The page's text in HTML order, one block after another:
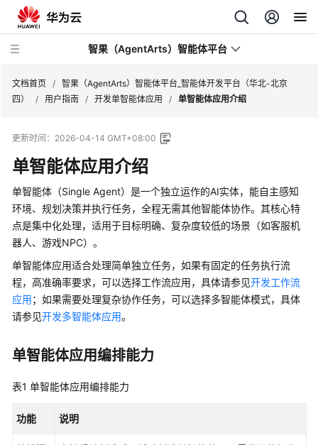
智果（AgentArts）智能体平台
新
动
态
产
品
介
开
始
使
费
明
文档首页 / 智果（AgentArts）智能体平台_智能体开发平台（华北-北京
四）
/ 用户指南 / 开发单智能体应用 / 单智能体应用介绍
更新时间： 2026-04-14 GMT+08:00
单智能体应用介绍
单智能体（Single Agent）是一个独立运作的AI实体，能自主感知
环境、规划决策并执行任务，全程无需其他智能体协作。其核心特
点是集中化处理，适用于目标明确、复杂度较低的场景（如客服机
器人、游戏NPC）。
单智能体应用适合处理简单独立任务，如果有固定的任务执行流
程，高准确率要求，可以选择工作流应用，具体请参见开发工作流
应用；如果需要处理复杂协作任务，可以选择多智能体模式，具体
请参见开发多智能体应用。
单智能体应用编排能力
表1 单智能体应用编排能力
功能 说明